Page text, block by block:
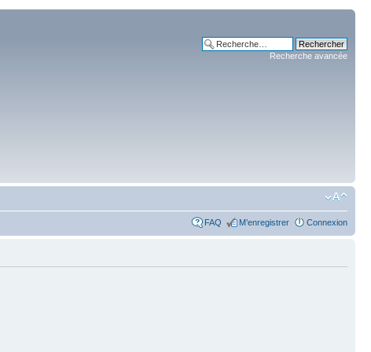
Recherche avancée
FAQ M’enregistrer Connexion